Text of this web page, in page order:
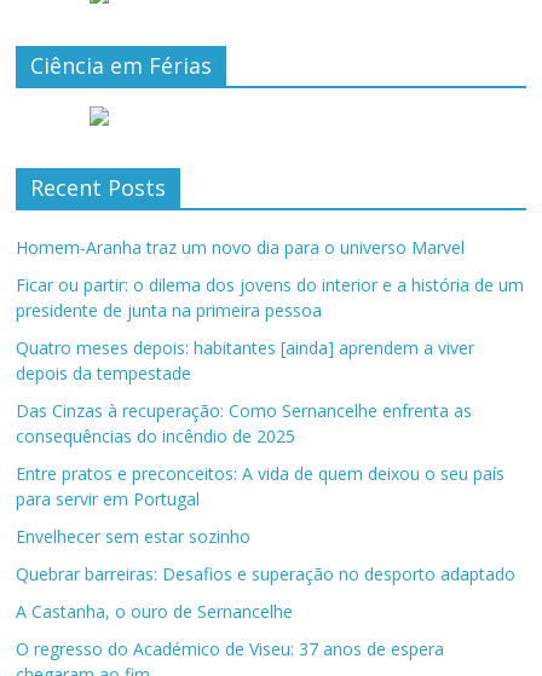
Ciência em Férias
Recent Posts
Homem-Aranha traz um novo dia para o universo Marvel
Ficar ou partir: o dilema dos jovens do interior e a história de um
presidente de junta na primeira pessoa
Quatro meses depois: habitantes [ainda] aprendem a viver
depois da tempestade
Das Cinzas à recuperação: Como Sernancelhe enfrenta as
consequências do incêndio de 2025
Entre pratos e preconceitos: A vida de quem deixou o seu país
para servir em Portugal
Envelhecer sem estar sozinho
Quebrar barreiras: Desafios e superação no desporto adaptado
A Castanha, o ouro de Sernancelhe
O regresso do Académico de Viseu: 37 anos de espera